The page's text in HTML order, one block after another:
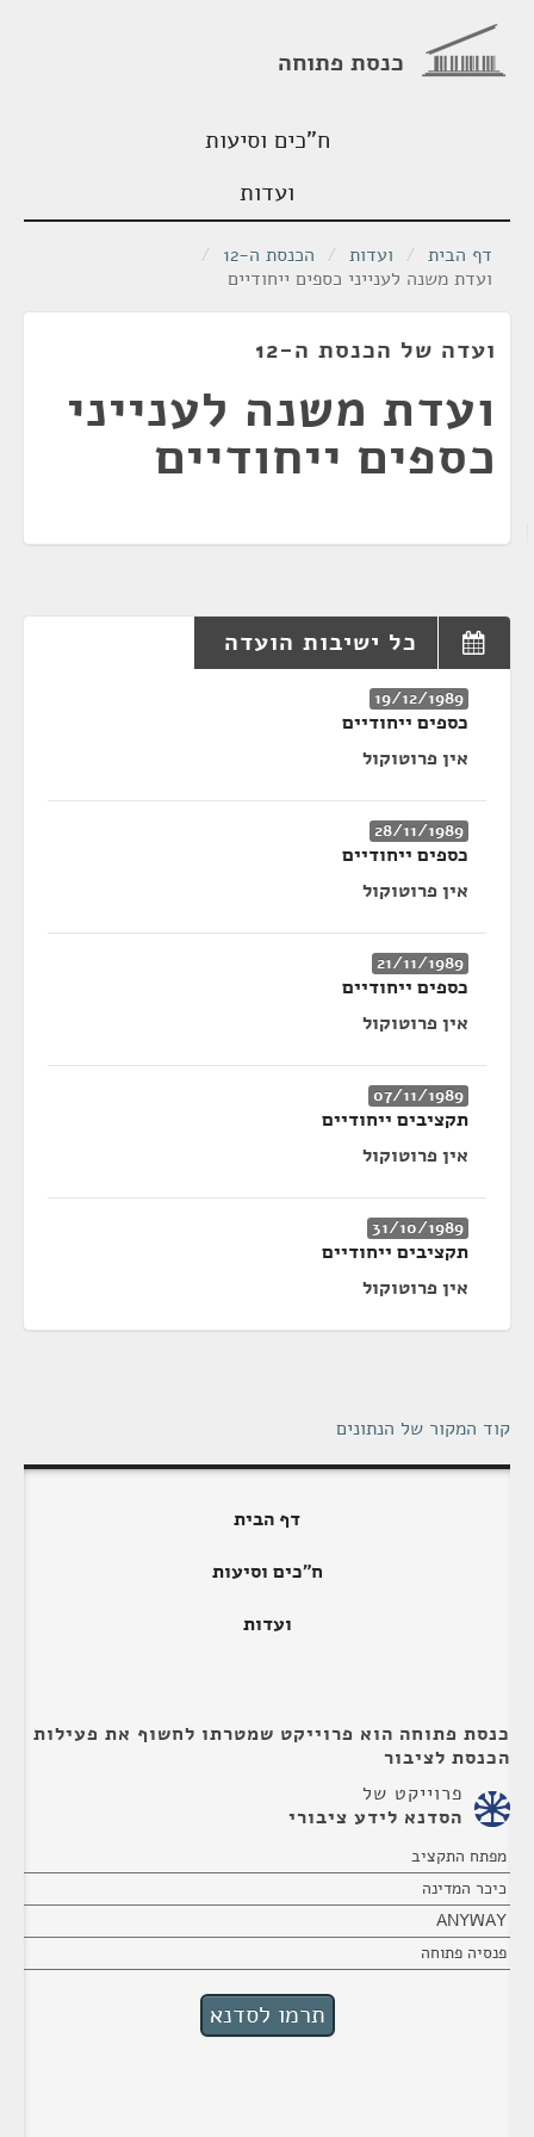
כנסת פתוחה
ח"כים וסיעות
ועדות
דף הבית / ועדות / הכנסת ה-12
/
ועדת משנה לענייני כספים ייחודיים
ועדה של הכנסת ה-12
ועדת משנה לענייני
כספים ייחודיים
כל ישיבות הועדה
19/12/1989
כספים ייחודיים
אין פרוטוקול
28/11/1989
כספים ייחודיים
אין פרוטוקול
21/11/1989
כספים ייחודיים
אין פרוטוקול
07/11/1989
תקציבים ייחודיים
אין פרוטוקול
31/10/1989
תקציבים ייחודיים
אין פרוטוקול
קוד המקור של הנתונים
דף הבית
ח"כים וסיעות
ועדות
כנסת פתוחה הוא פרוייקט שמטרתו לחשוף את פעילות
הכנסת לציבור
פרוייקט של
הסדנא לידע ציבורי
מפתח התקציב
כיכר המדינה
ANYWAY
פנסיה פתוחה